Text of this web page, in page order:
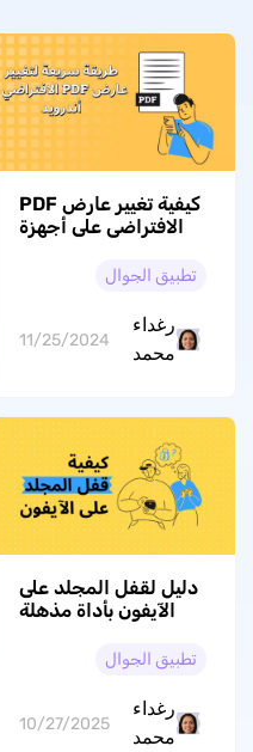
كيفية تغيير عارض PDF
الافتراضي على أجهزة
بسيطة ومجانية)تطبيق الجوال
رغداء
محمد
11/25/2024
دليل لقفل المجلد على
الآيفون بأداة مذهلة
تطبيق الجوال
رغداء
محمد
10/27/2025